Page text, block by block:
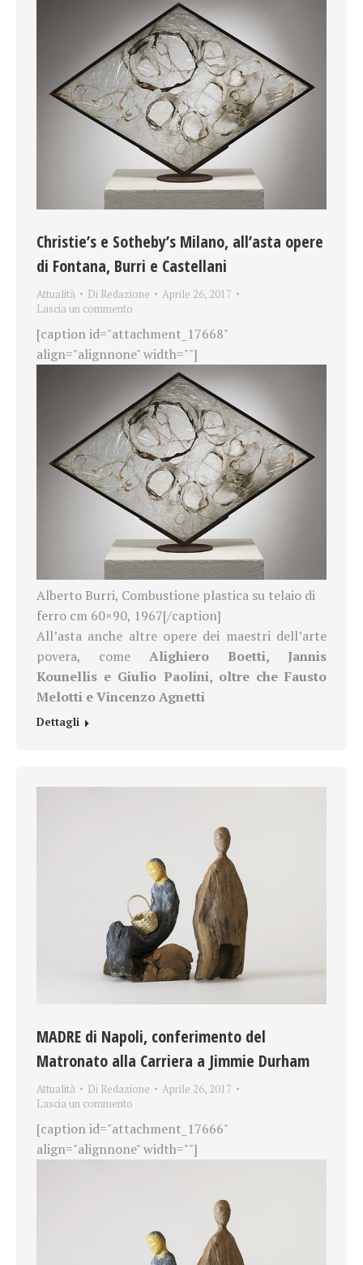
Christie’s e Sotheby’s Milano, all’asta opere
di Fontana, Burri e Castellani
Attualità Di Redazione
Aprile 26, 2017
Lascia un commento
[caption id="attachment_17668"
align="alignnone" width=""]
Alberto Burri, Combustione plastica su telaio di
ferro cm 60×90, 1967[/caption]
All’asta anche altre opere dei maestri dell’arte
povera, come Alighiero Boetti, Jannis
Kounellis e Giulio Paolini, oltre che Fausto
Melotti e Vincenzo Agnetti
Dettagli
MADRE di Napoli, conferimento del
Matronato alla Carriera a Jimmie Durham
Attualità Di Redazione
Aprile 26, 2017
Lascia un commento
[caption id="attachment_17666"
align="alignnone" width=""]